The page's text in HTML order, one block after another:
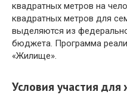
квадратных метров на
квадратных метров для
выделяются из
бюджета. Программа
«Жилище».
Условия участия